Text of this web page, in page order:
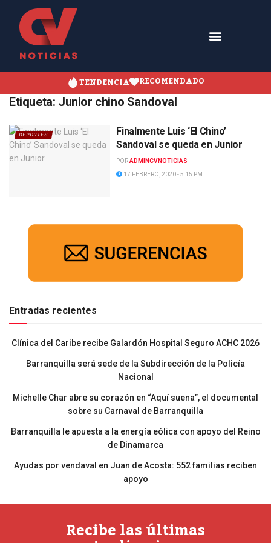
TENDENCIA RECOMENDADO
Etiqueta: Junior chino Sandoval
DEPORTES
Finalmente Luis ‘El Chino’
Sandoval se queda en Junior
PORADMINCVNOTICIAS
17 FEBRERO, 2020 - 5:15 PM
Entradas recientes
Clínica del Caribe recibe Galardón Hospital Seguro ACHC 2026
Barranquilla será sede de la Subdirección de la Policía
Nacional
Michelle Char abre su corazón en “Aquí suena”, el documental
sobre su Carnaval de Barranquilla
Barranquilla le apuesta a la energía eólica con apoyo del Reino
de Dinamarca
Ayudas por vendaval en Juan de Acosta: 552 familias reciben
apoyo
Recibe las últimas